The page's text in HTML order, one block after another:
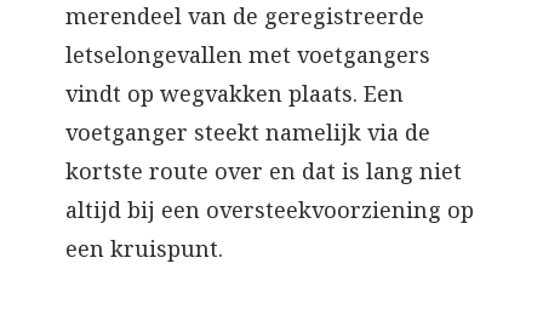
merendeel van de geregistreerde
letselongevallen met voetgangers
vindt op wegvakken plaats. Een
voetganger steekt namelijk via de
kortste route over en dat is lang niet
altijd bij een oversteekvoorziening op
een kruispunt.